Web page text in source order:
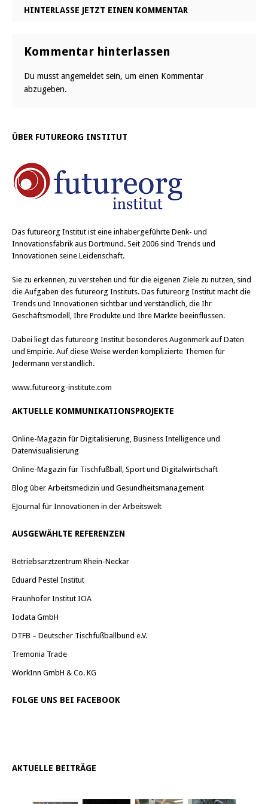
HINTERLASSE JETZT EINEN KOMMENTAR
Kommentar hinterlassen
Du musst angemeldet sein, um einen Kommentar
abzugeben.
ÜBER FUTUREORG INSTITUT
Das futureorg Institut ist eine inhabergeführte Denk- und
Innovationsfabrik aus Dortmund. Seit 2006 sind Trends und
Innovationen seine Leidenschaft.
Sie zu erkennen, zu verstehen und für die eigenen Ziele zu nutzen, sind
die Aufgaben des futureorg Instituts. Das futureorg Institut macht die
Trends und Innovationen sichtbar und verständlich, die Ihr
Geschäftsmodell, Ihre Produkte und Ihre Märkte beeinflussen.
Dabei liegt das futureorg Institut besonderes Augenmerk auf Daten
und Empirie. Auf diese Weise werden komplizierte Themen für
Jedermann verständlich.
www.futureorg-institute.com
AKTUELLE KOMMUNIKATIONSPROJEKTE
Online-Magazin für Digitalisierung, Business Intelligence und
Datenvisualisierung
Online-Magazin für Tischfußball, Sport und Digitalwirtschaft
Blog über Arbeitsmedizin und Gesundheitsmanagement
EJournal für Innovationen in der Arbeitswelt
AUSGEWÄHLTE REFERENZEN
Betriebsarztzentrum Rhein-Neckar
Eduard Pestel Institut
Fraunhofer Institut IOA
Iodata GmbH
DTFB – Deutscher Tischfußballbund e.V.
Tremonia Trade
WorkInn GmbH & Co. KG
FOLGE UNS BEI FACEBOOK
AKTUELLE BEITRÄGE